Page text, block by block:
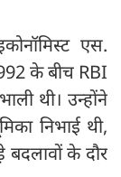
एस.
के बीच RBI
थी। उन्होंने
निभाई थी,
के दौर